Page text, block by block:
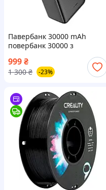
Павербанк 30000 mAh
повербанк 30000 з
швидкою зарядкою 22.5W
HOCO J136B повер банк для
роутера power bank 30000
999₴
1 300 ₴ -23%